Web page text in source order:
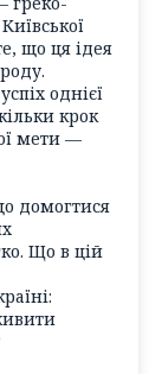
що ця ідея
однієї
крок
мети —
домогтися
Що в цій